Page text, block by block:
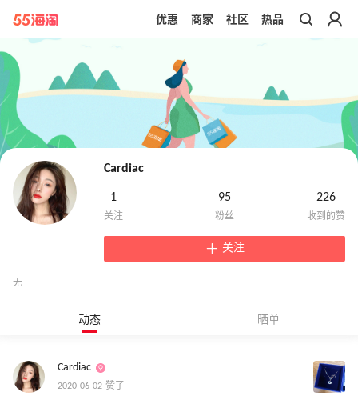
带你去官网买正品
优惠 商家 社区 热品
Cardiac
1 95 226
关注
无
动态 晒单
Cardiac
2020-06-02 赞了